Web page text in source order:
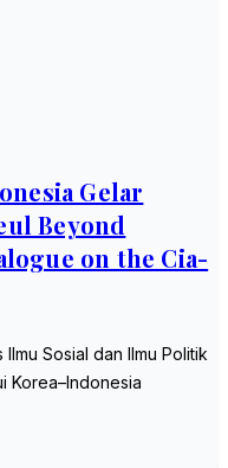
Gelar
Beyond
on the Cia-
Sosial dan Ilmu Politik
Korea–Indonesia